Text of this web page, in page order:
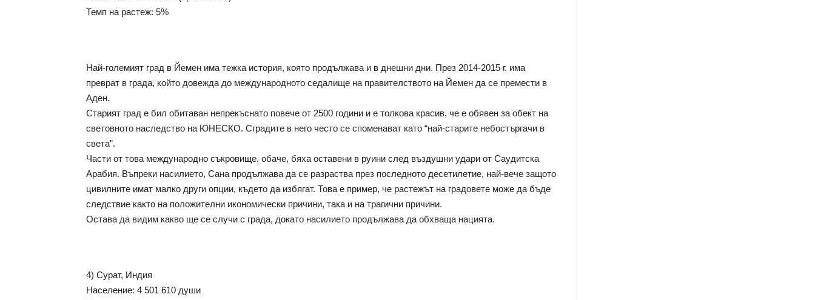
Темп на растеж: 5%
Най-големият град в Йемен има тежка история, която продължава и в днешни дни. През 2014-2015 г. има
преврат в града, който довежда до международното седалище на правителството на Йемен да се премести в
Аден.
Старият град е бил обитаван непрекъснато повече от 2500 години и е толкова красив, че е обявен за обект на
световното наследство на ЮНЕСКО. Сградите в него често се споменават като “най-старите небостъргачи в
света”.
Части от това международно съкровище, обаче, бяха оставени в руини след въздушни удари от Саудитска
Арабия. Въпреки насилието, Сана продължава да се разраства през последното десетилетие, най-вече защото
цивилните имат малко други опции, където да избягат. Това е пример, че растежът на градовете може да бъде
следствие както на положителни икономически причини, така и на трагични причини.
Остава да видим какво ще се случи с града, докато насилието продължава да обхваща нацията.
4) Сурат, Индия
Население: 4 501 610 души